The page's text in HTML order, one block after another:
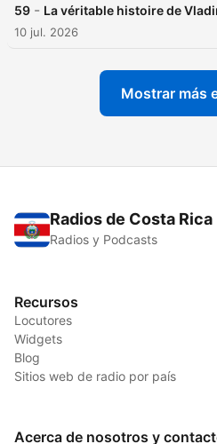
59 - La véritable histoire de
10 jul. 2026
Mostrar más
Radios de Costa Rica
Radios y Podcasts
Recursos
Locutores
Widgets
Blog
Sitios web de radio por país
Acerca de nosotros y